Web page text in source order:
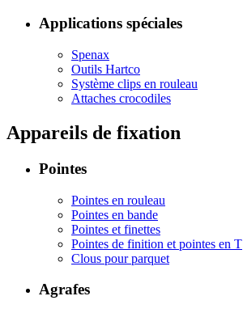
Applications spéciales
Spenax
Outils Hartco
Système clips en rouleau
Attaches crocodiles
Appareils de fixation
Pointes
Pointes en rouleau
Pointes en bande
Pointes et finettes
Pointes de finition et pointes en T
Clous pour parquet
Agrafes